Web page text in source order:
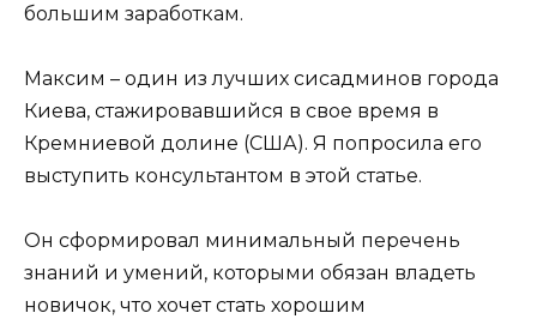
большим заработкам.
Максим – один из лучших сисадминов города
Киева, стажировавшийся в свое время в
Кремниевой долине (США). Я попросила его
выступить консультантом в этой статье.
Он сформировал минимальный перечень
знаний и умений, которыми обязан владеть
новичок, что хочет стать хорошим